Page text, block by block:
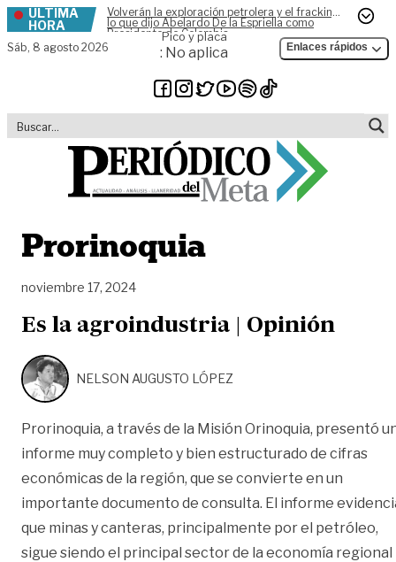
Skip to content
ÚLTIMA
HORA
Volverán la exploración petrolera y el fracking,
lo que dijo Abelardo De la Espriella como
Presidente de Colombia
Sáb, 8 agosto 2026
Pico y placa
: No aplica Enlaces rápidos
Prorinoquia
noviembre 17, 2024
Es la agroindustria | Opinión
NELSON AUGUSTO LÓPEZ
Prorinoquia, a través de la Misión Orinoquia, presentó
informe muy completo y bien estructurado de cifras
económicas de la región, que se convierte en un
importante documento de consulta. El informe
que minas y canteras, principalmente por el petróleo,
sigue siendo el principal sector de la economía regional